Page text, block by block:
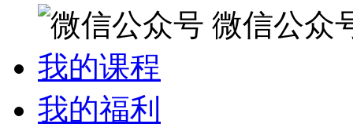
微信公众
我的课程
我的福利